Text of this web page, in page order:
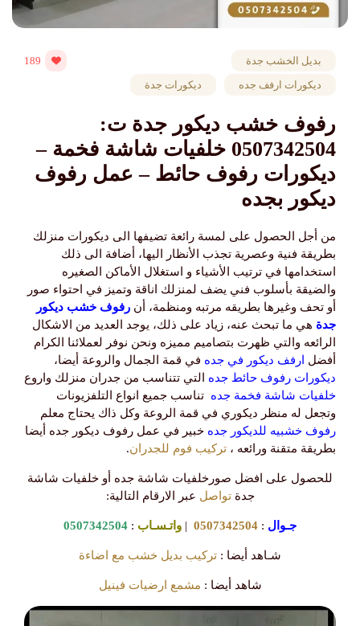
بديل الخشب جدة
ديكورات ارفف جده
ديكورات جدة
189
رفوف خشب ديكور جدة ت:
0507342504 خلفيات شاشة فخمة –
ديكورات رفوف حائط – عمل رفوف
ديكور بجده
من أجل الحصول على لمسة رائعة تضيفها الى ديكورات منزلك
بطريقة فنية وعصرية تجذب الأنظار اليها، أضافة الى ذلك
استخدامها في ترتيب الأشياء و استغلال الأماكن الصغيره
والضيقة بأسلوب فني يضف لمنزلك اناقة وتميز في احتواء صور
أو تحف وغيرها بطريقه مرتبه ومنظمة، أن رفوف خشب ديكور
جدة هي ما تبحث عنه، زياد على ذلك، يوجد العديد من الاشكال
الرائعه والتي ظهرت بتصاميم مميزه ونحن نوفر لعملائنا الكرام
أفضل ارفف ديكور في جده في قمة الجمال والروعة أيضا،
ديكورات رفوف حائط جده التي تتناسب من جدران منزلك واروع
خلفيات شاشة فخمة جده تناسب جميع انواع التلفزيونات
وتجعل له منظر ديكوري في قمة الروعة وكل ذاك يحتاج معلم
رفوف خشبيه للديكور جده خبير في عمل رفوف ديكور جده أيضا
بطريقة متقنة ورائعه ، تركيب فوم للجدران.
للحصول على افضل صورخلفيات شاشة جده أو خلفيات شاشة
جدةتواصل عبر الارقام التالية:
جـوال :
0507342504
| واتـسـاب :
0507342504
شـاهد أيضا : تركيب بديل خشب مع اضاءة
شاهد أيضا : مشمع ارضيات فينيل